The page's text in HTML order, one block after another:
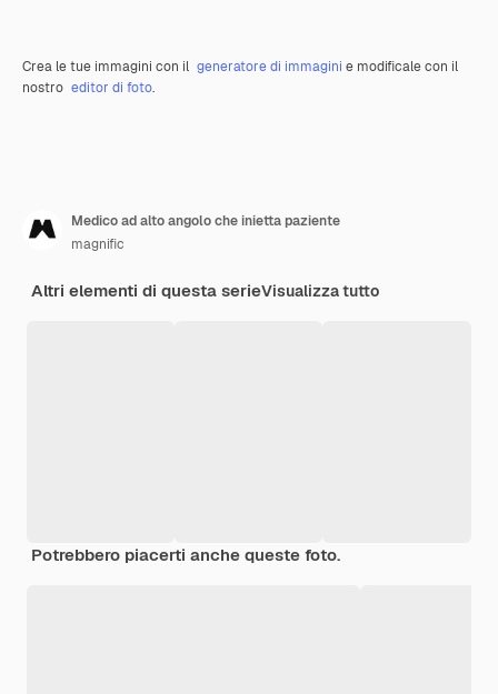
Crea le tue immagini con il generatore di immagini e modificale con il
nostro editor di foto.
Medico ad alto angolo che inietta paziente
magnific
Altri elementi di questa serieVisualizza tutto
Potrebbero piacerti anche queste foto.